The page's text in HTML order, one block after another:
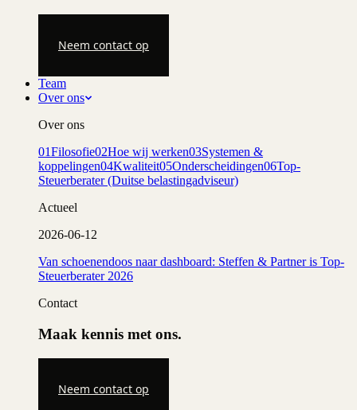
Neem contact op
Team
Over ons
Over ons
01Filosofie02Hoe wij werken03Systemen &
koppelingen04Kwaliteit05Onderscheidingen06Top-
Steuerberater (Duitse belastingadviseur)
Actueel
2026-06-12
Van schoenendoos naar dashboard: Steffen & Partner is Top-
Steuerberater 2026
Contact
Maak kennis met ons.
Neem contact op